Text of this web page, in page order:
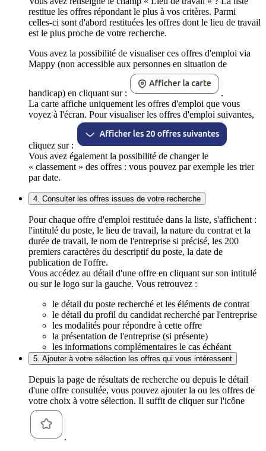
restitue les offres répondant le plus à vos critères. Parmi
celles-ci sont d'abord restituées les offres dont le lieu de travail
est le plus proche de votre recherche.
Vous avez la possibilité de visualiser ces offres d'emploi via
Mappy (non accessible aux personnes en situation de
handicap) en cliquant sur :
.
La carte affiche uniquement les offres d'emploi que vous
voyez à l'écran. Pour visualiser les offres d'emploi suivantes,
cliquez sur :
Vous avez également la possibilité de changer le
« classement » des offres : vous pouvez par exemple les trier
par date.
4. Consulter les offres issues de votre recherche
Pour chaque offre d'emploi restituée dans la liste, s'affichent :
l'intitulé du poste, le lieu de travail, la nature du contrat et la
durée de travail, le nom de l'entreprise si précisé, les 200
premiers caractères du descriptif du poste, la date de
publication de l'offre.
Vous accédez au détail d'une offre en cliquant sur son intitulé
ou sur le logo sur la gauche. Vous retrouvez :
le détail du poste recherché et les éléments de contrat
le détail du profil du candidat recherché par l'entreprise
les modalités pour répondre à cette offre
la présentation de l'entreprise (si présente)
les informations complémentaires le cas échéant
5. Ajouter à votre sélection les offres qui vous intéressent
Depuis la page de résultats de recherche ou depuis le détail
d'une offre consultée, vous pouvez ajouter la ou les offres de
votre choix à votre sélection. Il suffit de cliquer sur l'icône
.